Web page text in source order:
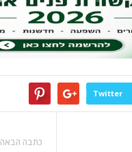
Twitter
כתבה הבאה